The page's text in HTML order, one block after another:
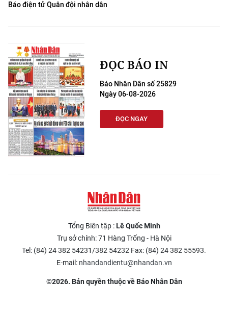
Báo điện tử Quân đội nhân dân
ĐỌC BÁO IN
Báo Nhân Dân số 25829
Ngày 06-08-2026
ĐỌC NGAY
Tổng Biên tập :Lê Quốc Minh
Trụ sở chính: 71 Hàng Trống - Hà Nội
Tel: (84) 24 382 54231/382 54232 Fax: (84) 24 382 55593.
E-mail: nhandandientu@nhandan.vn
©2026. Bản quyền thuộc về Báo Nhân Dân